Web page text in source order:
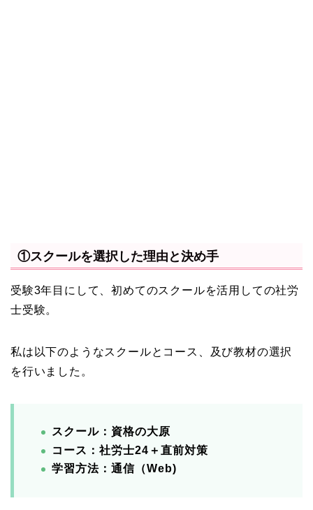
①スクールを選択した理由と決め手
受験3年目にして、初めてのスクールを活用しての社労
士受験。
私は以下のようなスクールとコース、及び教材の選択
を行いました。
スクール：資格の大原
コース：社労士24＋直前対策
学習方法：通信（Web)